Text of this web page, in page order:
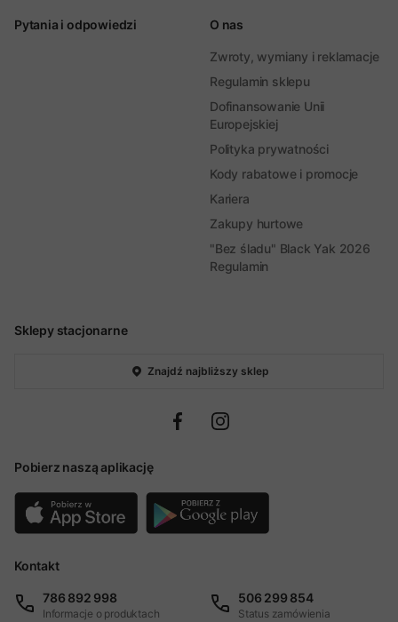
Sklepy stacjonarne
Znajdź najbliższy sklep
Pobierz naszą aplikację
Pytania i odpowiedzi O nas
Zwroty, wymiany i reklamacje
Regulamin sklepu
Dofinansowanie Unii
Europejskiej
Polityka prywatności
Kody rabatowe i promocje
Kariera
Zakupy hurtowe
"Bez śladu" Black Yak 2026
Regulamin
Kontakt
786 892 998
Informacje o produktach
506 299 854
Status zamówienia